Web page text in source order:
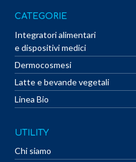
CATEGORIE
Integratori alimentari
e dispositivi medici
Dermocosmesi
Latte e bevande vegetali
Linea Bio
UTILITY
Chi siamo